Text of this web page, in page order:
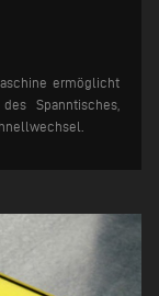
ermöglicht
Spanntisches,